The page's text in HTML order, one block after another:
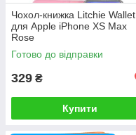
Чохол-книжка Litchie Wallet
для Apple iPhone XS Max
Rose
Готово до відправки
329 ₴
Купити